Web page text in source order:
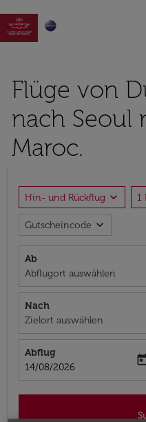

Flüge von
nach Seoul
Maroc.
Hin- und Rückflug expand_more 1
Gutscheincode expand_more
Ab
Abflugort auswählen
Nach
Zielort auswählen
Abflug
fc-booking-departure-
14/08/2026
today